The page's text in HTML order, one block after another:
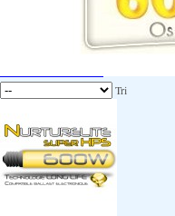
Filtre anti-odeur
Diffusion CO²
Contrôleurs de climat
Tri